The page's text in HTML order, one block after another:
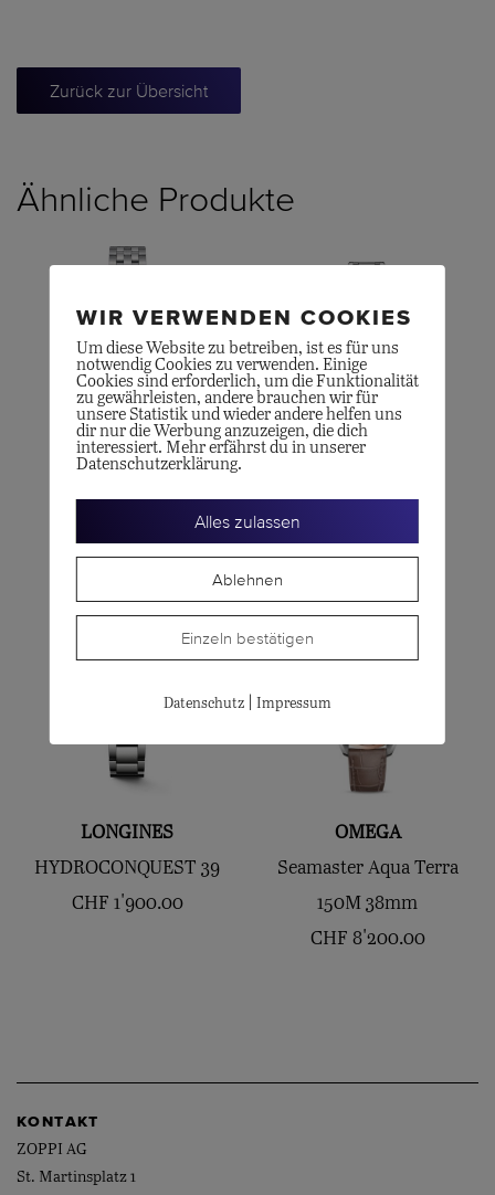
Zurück zur Übersicht
Ähnliche Produkte
CERTINA
DS-8 Moon Phase
PRIMALUNA 30
LONGINES
HYDROCONQUEST 39
CHF 1'900.00
OMEGA
Seamaster Aqua Terra
150M 38mm
CHF 8'200.00
KONTAKT
ZOPPI AG
St. Martinsplatz 1
WIR VERWENDEN COOKIES
Um diese Website zu betreiben, ist es für uns
notwendig Cookies zu verwenden. Einige
Cookies sind erforderlich, um die Funktionalität
zu gewährleisten, andere brauchen wir für
unsere Statistik und wieder andere helfen uns
dir nur die Werbung anzuzeigen, die dich
interessiert. Mehr erfährst du in unserer
Datenschutzerklärung.
Alles zulassen
Ablehnen
Einzeln bestätigen
Datenschutz| Impressum